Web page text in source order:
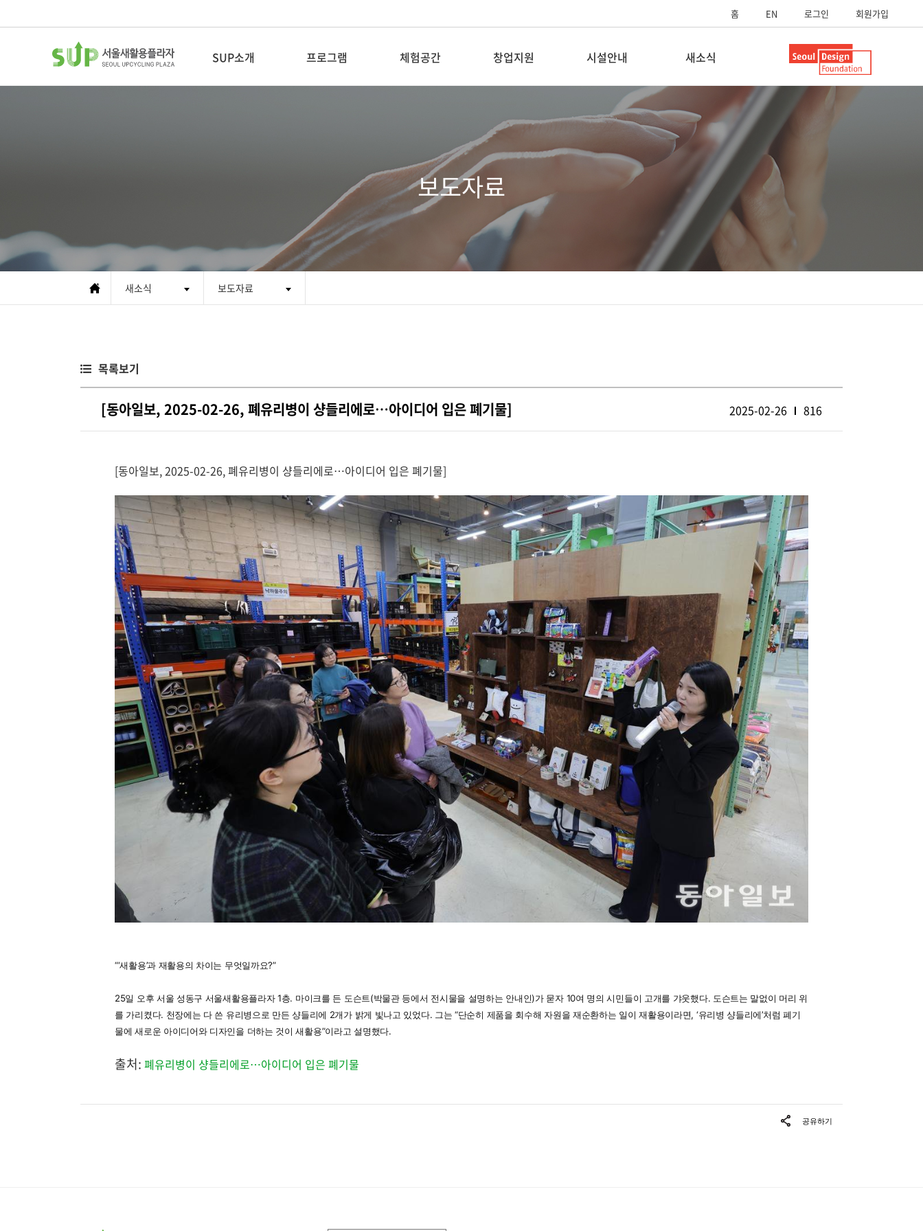
홈 EN 로그인 회원가입
SUP소개
오시는 길
프로그램 체험공간
꿈꾸는 공장
숲퍼마켓
창업지원
입주기업 공지
입주기업
입주기업 DIY키트
시설안내
층별안내
대관안내
새소식
공지사항
보도자료
SUP영상
SUP스토리
자료실
FAQ
보도자료
새소식 보도자료
목록보기
[동아일보, 2025-02-26, 폐유리병이 샹들리에로…아이디어 입은 폐기물] 2025-02-26 816
[동아일보, 2025-02-26, 폐유리병이 샹들리에로…아이디어 입은 폐기물]
“‘새활용’과 재활용의 차이는 무엇일까요?”
25일 오후 서울 성동구 서울새활용플라자 1층. 마이크를 든 도슨트(박물관 등에서 전시물을 설명하는 안내인)가 묻자 10여 명의 시민들이 고개를 갸웃했다. 도슨트는 말없이 머리 위
를 가리켰다. 천장에는 다 쓴 유리병으로 만든 샹들리에 2개가 밝게 빛나고 있었다. 그는 “단순히 제품을 회수해 자원을 재순환하는 일이 재활용이라면, ‘유리병 샹들리에’처럼 폐기
물에 새로운 아이디어와 디자인을 더하는 것이 새활용”이라고 설명했다.
출처: 폐유리병이 샹들리에로…아이디어 입은 폐기물